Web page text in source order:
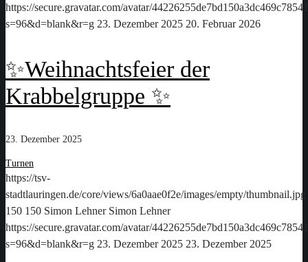
https://secure.gravatar.com/avatar/
s=96&d=blank&r=g 23. Dezember 2025 20. Februar 2026
✨Weihnachtsfeier der
Krabbelgruppe ✨
23. Dezember 2025
Turnen
https://tsv-
stadtlauringen.de/core/views/6a0aae0f2e/images/empty/thumbnail.jpg
150 150 Simon Lehner Simon Lehner
https://secure.gravatar.com/avatar/
s=96&d=blank&r=g 23. Dezember 2025 23. Dezember 2025